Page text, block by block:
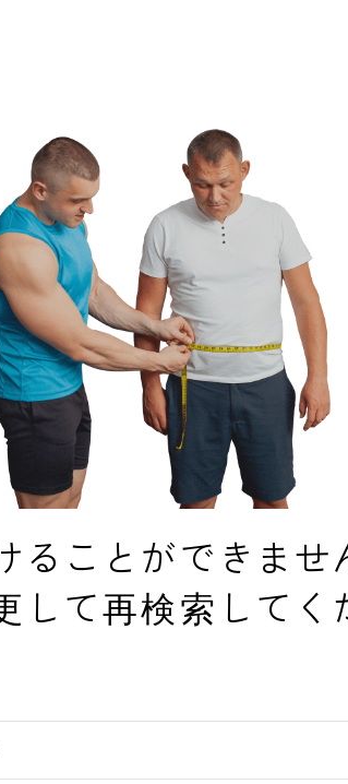
ることができませ
して再検索してく